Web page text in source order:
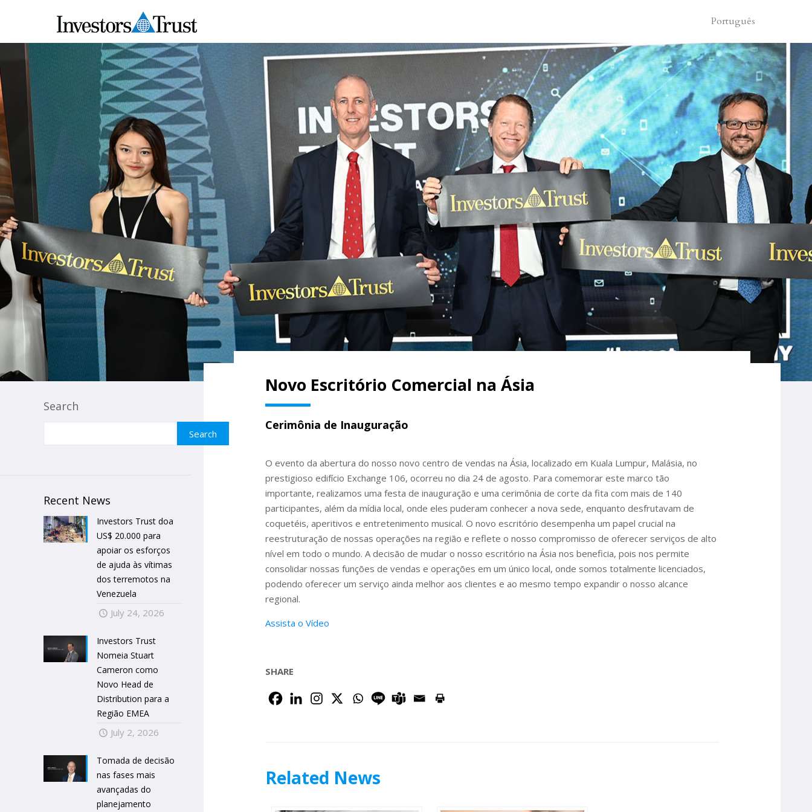
Português
Novo Escritório Comercial na Ásia
Cerimônia de Inauguração
O evento da abertura do nosso novo centro de vendas na Ásia, localizado em Kuala Lumpur, Malásia, no
prestigioso edifício Exchange 106, ocorreu no dia 24 de agosto. Para comemorar este marco tão
importante, realizamos uma festa de inauguração e uma cerimônia de corte da fita com mais de 140
participantes, além da mídia local, onde eles puderam conhecer a nova sede, enquanto desfrutavam de
coquetéis, aperitivos e entretenimento musical. O novo escritório desempenha um papel crucial na
reestruturação de nossas operações na região e reflete o nosso compromisso de oferecer serviços de alto
nível em todo o mundo. A decisão de mudar o nosso escritório na Ásia nos beneficia, pois nos permite
consolidar nossas funções de vendas e operações em um único local, onde somos totalmente licenciados,
podendo oferecer um serviço ainda melhor aos clientes e ao mesmo tempo expandir o nosso alcance
regional.
Assista o Vídeo
SHARE
Related News
Search
Search
Recent News
Investors Trust doa
US$ 20.000 para
apoiar os esforços
de ajuda às vítimas
dos terremotos na
Venezuela
July 24, 2026
Investors Trust
Nomeia Stuart
Cameron como
Novo Head de
Distribution para a
Região EMEA
July 2, 2026
Tomada de decisão
nas fases mais
avançadas do
planejamento